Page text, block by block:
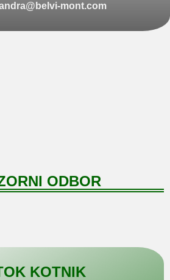
mont.com
ODBOR
KOTNIK